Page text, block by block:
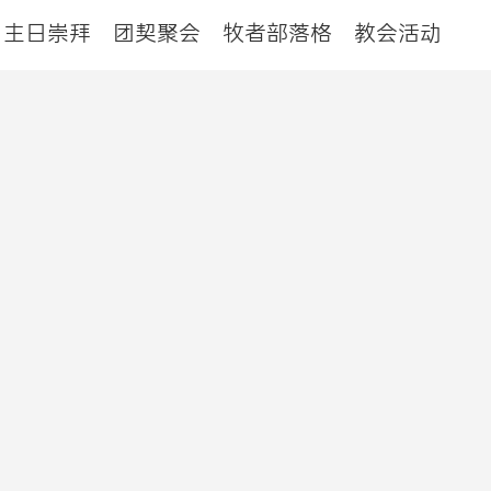
主日崇拜 团契聚会 牧者部落格 教会活动